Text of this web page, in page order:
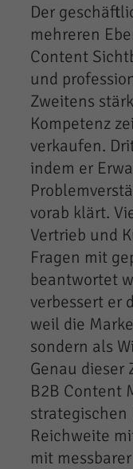
Der
mehreren
Content
und
Zweitens
Kompetenz
verkaufen.
indem er
vorab klärt.
Vertrieb und
Fragen mit
beantwortet
verbessert er
weil die
sondern als
Genau dieser
B2B Content
strategischen
Reichweite
mit